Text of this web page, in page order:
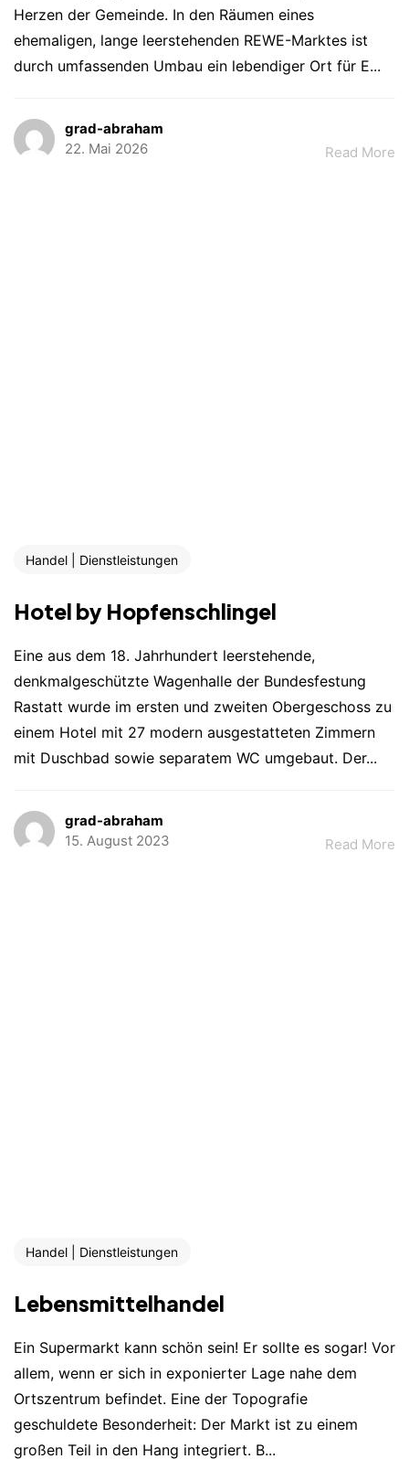
Herzen der Gemeinde. In den Räumen eines
ehemaligen, lange leerstehenden REWE-Marktes ist
durch umfassenden Umbau ein lebendiger Ort für E...
grad-abraham
22. Mai 2026
Read More
Handel | Dienstleistungen
Hotel by Hopfenschlingel
Eine aus dem 18. Jahrhundert leerstehende,
denkmalgeschützte Wagenhalle der Bundesfestung
Rastatt wurde im ersten und zweiten Obergeschoss zu
einem Hotel mit 27 modern ausgestatteten Zimmern
mit Duschbad sowie separatem WC umgebaut. Der...
grad-abraham
15. August 2023
Read More
Handel | Dienstleistungen
Lebensmittelhandel
Ein Supermarkt kann schön sein! Er sollte es sogar! Vor
allem, wenn er sich in exponierter Lage nahe dem
Ortszentrum befindet. Eine der Topografie
geschuldete Besonderheit: Der Markt ist zu einem
großen Teil in den Hang integriert. B...